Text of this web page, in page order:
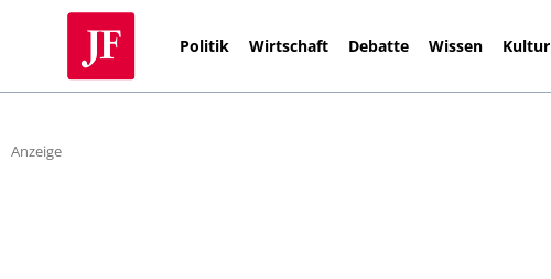
Politik Wirtschaft Debatte Wissen Kultur
Anzeige